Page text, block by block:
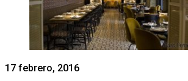
17 febrero, 2016